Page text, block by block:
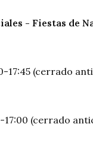
- Fiestas de
17:45 (cerrado
17:00 (cerrado